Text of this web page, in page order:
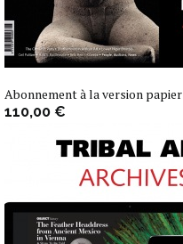
Abonnement à la version papier
110,00 €